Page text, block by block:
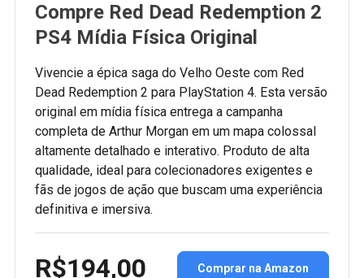
Compre Red Dead Redemption 2
PS4 Mídia Física Original
Vivencie a épica saga do Velho Oeste com Red
Dead Redemption 2 para PlayStation 4. Esta versão
original em mídia física entrega a campanha
completa de Arthur Morgan em um mapa colossal
altamente detalhado e interativo. Produto de alta
qualidade, ideal para colecionadores exigentes e
fãs de jogos de ação que buscam uma experiência
definitiva e imersiva.
R$194,00 Comprar na Amazon